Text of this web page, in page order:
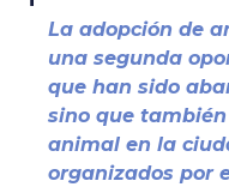
La adopción de
una segunda
que han sido
sino que
animal en la
organizados por